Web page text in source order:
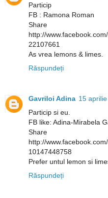
Particip
FB : Ramona Roman
http://
22107661
As vrea lemons & limes.
Răspundeți
Gavriloi Adina 15
Particip si eu.
FB like: Adina-Mirabela
http://
10147448758
Prefer untul lemon si
Răspundeți